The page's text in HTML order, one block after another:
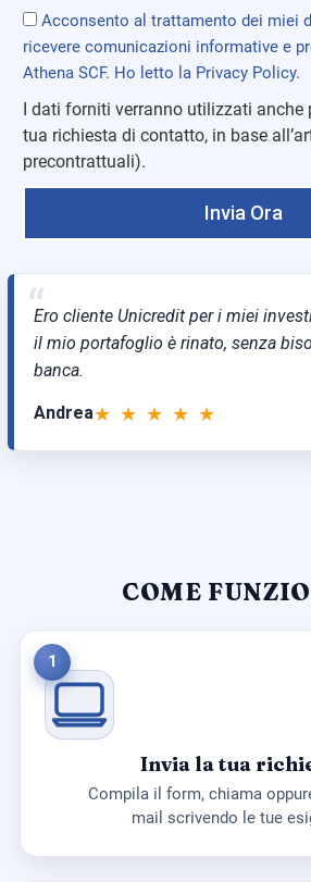
Acconsento al trattamento dei miei
ricevere comunicazioni informative e
Athena SCF. Ho letto la Privacy Policy.
I dati forniti verranno utilizzati anche
tua richiesta di contatto, in base
precontrattuali).
Invia Ora
“
Ero cliente Unicredit per i miei
il mio portafoglio è rinato, senza
banca.
Andrea★ ★ ★ ★ ★
COME
1
Invia la tua
Compila il form, chiama
mail scrivendo le tue